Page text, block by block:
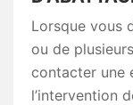
Lorsque vous
ou de
contacter une
l’intervention